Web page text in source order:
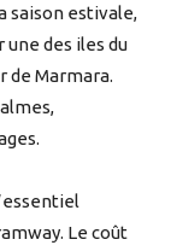
saison estivale,
des iles du
de Marmara.
Le coût